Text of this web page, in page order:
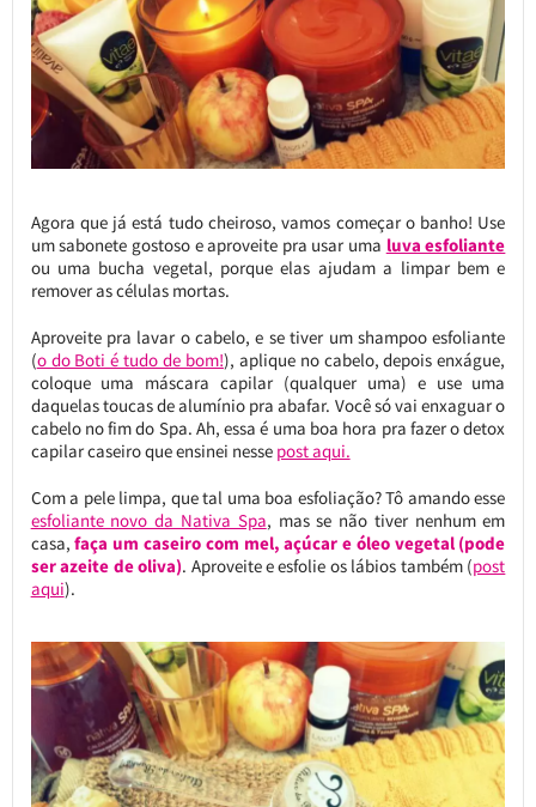
Agora que já está tudo cheiroso, vamos começar o banho! Use
um sabonete gostoso e aproveite pra usar uma luva esfoliante
ou uma bucha vegetal, porque elas ajudam a limpar bem e
remover as células mortas.
Aproveite pra lavar o cabelo, e se tiver um shampoo esfoliante
(o do Boti é tudo de bom!), aplique no cabelo, depois enxágue,
coloque uma máscara capilar (qualquer uma) e use uma
daquelas toucas de alumínio pra abafar. Você só vai enxaguar o
cabelo no fim do Spa. Ah, essa é uma boa hora pra fazer o detox
capilar caseiro que ensinei nesse post aqui.
Com a pele limpa, que tal uma boa esfoliação? Tô amando esse
esfoliante novo da Nativa Spa, mas se não tiver nenhum em
casa,faça um caseiro com mel, açúcar e óleo vegetal (pode
ser azeite de oliva). Aproveite e esfolie os lábios também (post
aqui).